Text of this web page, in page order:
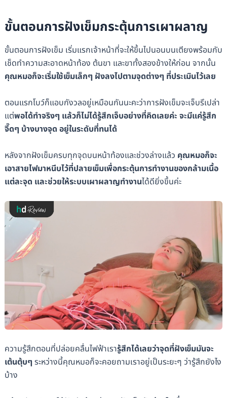
ขั้นตอนการฝังเข็มกระตุ้นการเผาผลาญ
ขั้นตอนการฝังเข็ม เริ่มแรกเจ้าหน้าที่จะให้ขึ้นไปนอนบนเตียงพร้อมกับ
เช็ดทำความสะอาดหน้าท้อง ต้นขา และขาทั้งสองข้างให้ก่อน จากนั้น
คุณหมอก็จะเริ่มใช้เข็มเล็กๆ ฝังลงไปตามจุดต่างๆ ที่ประเมินไว้เลย
ตอนแรกโบว์ก็แอบกังวลอยู่เหมือนกันนะคะว่าการฝังเข็มจะเจ็บรึเปล่า
แต่พอได้ทำจริงๆ แล้วก็ไม่ได้รู้สึกเจ็บอย่างที่คิดเลยค่ะ จะมีแค่รู้สึก
จี๊ดๆ บ้างบางจุด อยู่ในระดับที่ทนได้
หลังจากฝังเข็มครบทุกจุดบนหน้าท้องและช่วงล่างแล้ว คุณหมอก็จะ
เอาสายไฟมาหนีบไว้ที่ปลายเข็มเพื่อกระตุ้นการทำงานของกล้ามเนื้อ
แต่ละจุด และช่วยให้ระบบเผาผลาญทำงานได้ดียิ่งขึ้นค่ะ
ความรู้สึกตอนที่ปล่อยคลื่นไฟฟ้าเรารู้สึกได้เลยว่าจุดที่ฝังเข็มมันจะ
เต้นตุ้บๆ ระหว่างนี้คุณหมอก็จะคอยถามเราอยู่เป็นระยะๆ ว่ารู้สึกยังไง
บ้าง